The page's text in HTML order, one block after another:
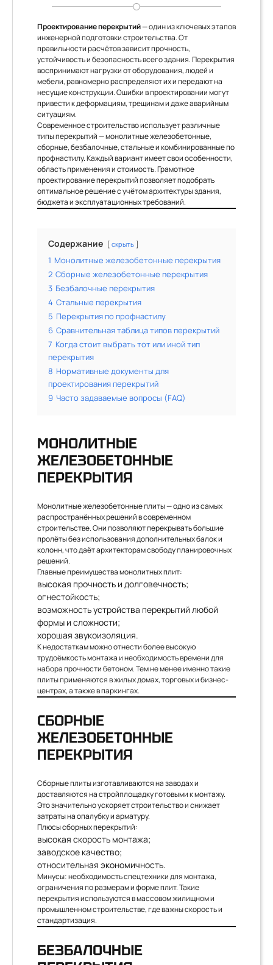
Проектирование перекрытий— один из ключевых этапов
инженерной подготовки строительства. От
правильности расчётов зависит прочность,
устойчивость и безопасность всего здания. Перекрытия
воспринимают нагрузки от оборудования, людей и
мебели, равномерно распределяют их и передают на
несущие конструкции. Ошибки в проектировании могут
привести к деформациям, трещинам и даже аварийным
ситуациям.
Современное строительство использует различные
типы перекрытий — монолитные железобетонные,
сборные, безбалочные, стальные и комбинированные по
профнастилу. Каждый вариант имеет свои особенности,
область применения и стоимость. Грамотное
проектирование перекрытий позволяет подобрать
оптимальное решение с учётом архитектуры здания,
бюджета и эксплуатационных требований.
Содержание скрыть
1 Монолитные железобетонные перекрытия
2 Сборные железобетонные перекрытия
3 Безбалочные перекрытия
4 Стальные перекрытия
5 Перекрытия по профнастилу
6 Сравнительная таблица типов перекрытий
7 Когда стоит выбрать тот или иной тип
перекрытия
8 Нормативные документы для
проектирования перекрытий
9 Часто задаваемые вопросы (FAQ)
МОНОЛИТНЫЕ
ЖЕЛЕЗОБЕТОННЫЕ
ПЕРЕКРЫТИЯ
Монолитные железобетонные плиты — одно из самых
распространённых решений в современном
строительстве. Они позволяют перекрывать большие
пролёты без использования дополнительных балок и
колонн, что даёт архитекторам свободу планировочных
решений.
Главные преимущества монолитных плит:
высокая прочность и долговечность;
огнестойкость;
возможность устройства перекрытий любой
формы и сложности;
хорошая звукоизоляция.
К недостаткам можно отнести более высокую
трудоёмкость монтажа и необходимость времени для
набора прочности бетоном. Тем не менее именно такие
плиты применяются в жилых домах, торговых и бизнес-
центрах, а также в паркингах.
СБОРНЫЕ
ЖЕЛЕЗОБЕТОННЫЕ
ПЕРЕКРЫТИЯ
Сборные плиты изготавливаются на заводах и
доставляются на стройплощадку готовыми к монтажу.
Это значительно ускоряет строительство и снижает
затраты на опалубку и арматуру.
Плюсы сборных перекрытий:
высокая скорость монтажа;
заводское качество;
относительная экономичность.
Минусы: необходимость спецтехники для монтажа,
ограничения по размерам и форме плит. Такие
перекрытия используются в массовом жилищном и
промышленном строительстве, где важны скорость и
стандартизация.
БЕЗБАЛОЧНЫЕ